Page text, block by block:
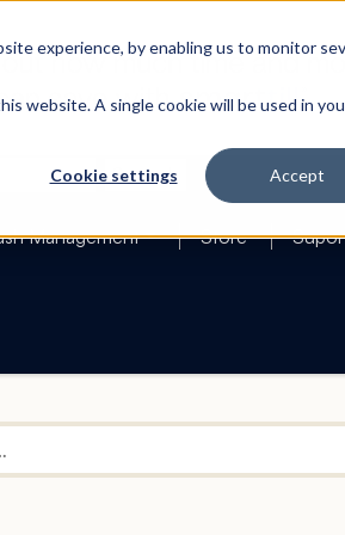
experience, by enabling us to monitor
website. A single cookie will be used in
Cookie settings Accept
Search
Management Store